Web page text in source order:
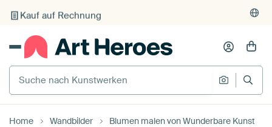
Kauf auf Rechnung
Individueller Druck auf Bestellung
Suche nach Kunstwerken
Suche
Home Wandbilder Blumen malen von Wunderbare Kunst